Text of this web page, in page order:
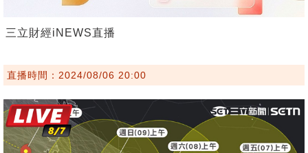
三立財經iNEWS直播
直播時間：2024/08/06 20:00